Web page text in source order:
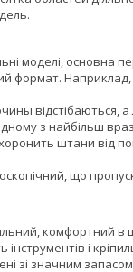
моделі, основна
формат.
з найбільш
штани від
що
комфортний в
і
зі значним